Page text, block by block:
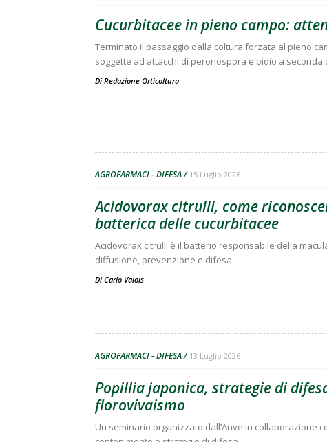
Cucurbitacee in pieno campo:
Terminato il passaggio dalla coltura forzata al pieno
soggette ad attacchi di peronospora e oidio a
Di Redazione Orticoltura
AGROFARMACI - DIFESA 15 Luglio 2026
Acidovorax citrulli, come
batterica delle cucurbitacee
Acidovorax citrulli è il batterio responsabile della
diffusione, prevenzione e difesa
Di Carlo Valois
AGROFARMACI - DIFESA 13 Luglio 2026
Popillia japonica, strategie di
florovivaismo
Un seminario organizzato dall’Anve in collaborazione